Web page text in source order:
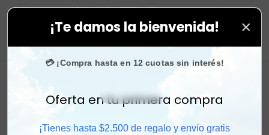
¡Te damos la bienvenida! ×
💳 ¡Compra hasta en 12 cuotas sin interés!
Activar sonido
Oferta en tu primera compra
¡Tienes hasta $2.500 de regalo y envío gratis
fans enInstagramconfían en nosotros. ¡SOLO